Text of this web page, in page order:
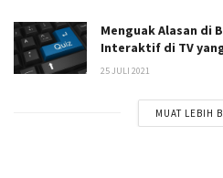
Menguak Alasan di
Interaktif di TV
25 JULI 2021
MUAT LEBIH